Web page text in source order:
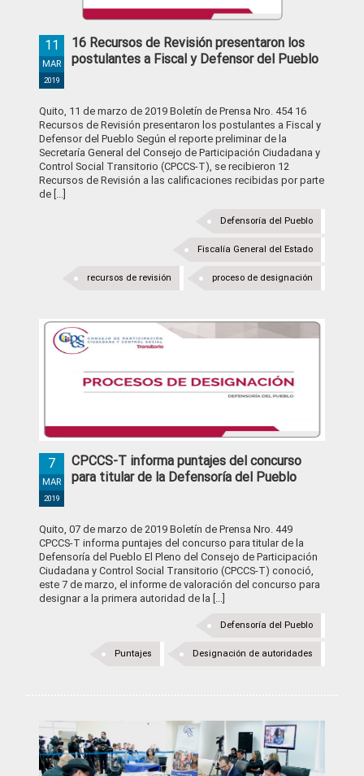
16 Recursos de Revisión presentaron los
postulantes a Fiscal y Defensor del Pueblo
11
MAR
2019
Quito, 11 de marzo de 2019 Boletín de Prensa Nro. 454 16
Recursos de Revisión presentaron los postulantes a Fiscal y
Defensor del Pueblo Según el reporte preliminar de la
Secretaría General del Consejo de Participación Ciudadana y
Control Social Transitorio (CPCCS-T), se recibieron 12
Recursos de Revisión a las calificaciones recibidas por parte
de [...]
Defensoría del Pueblo
Fiscalía General del Estado
proceso de designación
recursos de revisión
CPCCS-T informa puntajes del concurso
para titular de la Defensoría del Pueblo
7
MAR
2019
Quito, 07 de marzo de 2019 Boletín de Prensa Nro. 449
CPCCS-T informa puntajes del concurso para titular de la
Defensoría del Pueblo El Pleno del Consejo de Participación
Ciudadana y Control Social Transitorio (CPCCS-T) conoció,
este 7 de marzo, el informe de valoración del concurso para
designar a la primera autoridad de la [...]
Defensoría del Pueblo
Designación de autoridades
Puntajes